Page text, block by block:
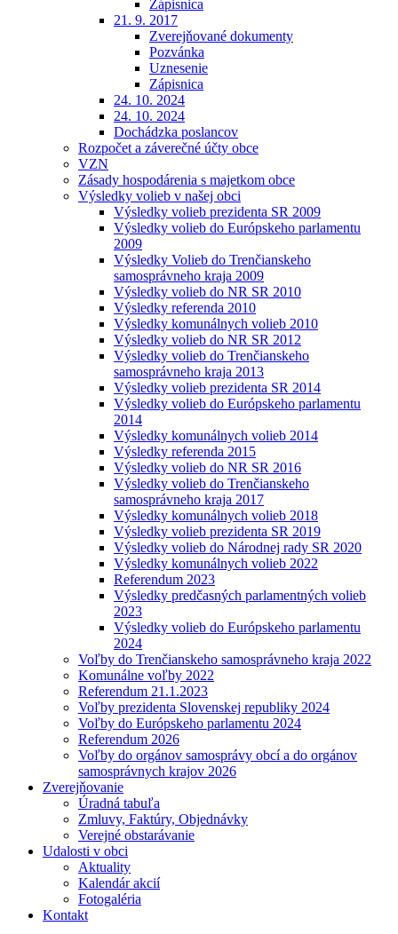
Zápisnica
21. 9. 2017
Zverejňované dokumenty
Pozvánka
Uznesenie
Zápisnica
24. 10. 2024
24. 10. 2024
Dochádzka poslancov
Rozpočet a záverečné účty obce
VZN
Zásady hospodárenia s majetkom obce
Výsledky volieb v našej obci
Výsledky volieb prezidenta SR 2009
Výsledky volieb do Európskeho parlamentu
2009
Výsledky Volieb do Trenčianskeho
samosprávneho kraja 2009
Výsledky volieb do NR SR 2010
Výsledky referenda 2010
Výsledky komunálnych volieb 2010
Výsledky volieb do NR SR 2012
Výsledky volieb do Trenčianskeho
samosprávneho kraja 2013
Výsledky volieb prezidenta SR 2014
Výsledky volieb do Európskeho parlamentu
2014
Výsledky komunálnych volieb 2014
Výsledky referenda 2015
Výsledky volieb do NR SR 2016
Výsledky volieb do Trenčianskeho
samosprávneho kraja 2017
Výsledky komunálnych volieb 2018
Výsledky volieb prezidenta SR 2019
Výsledky volieb do Národnej rady SR 2020
Výsledky komunálnych volieb 2022
Referendum 2023
Výsledky predčasných parlamentných volieb
2023
Výsledky volieb do Európskeho parlamentu
2024
Voľby do Trenčianskeho samosprávneho kraja 2022
Komunálne voľby 2022
Referendum 21.1.2023
Voľby prezidenta Slovenskej republiky 2024
Voľby do Európskeho parlamentu 2024
Referendum 2026
Voľby do orgánov samosprávy obcí a do orgánov
samosprávnych krajov 2026
Zverejňovanie
Úradná tabuľa
Zmluvy, Faktúry, Objednávky
Verejné obstarávanie
Udalosti v obci
Aktuality
Kalendár akcií
Fotogaléria
Kontakt